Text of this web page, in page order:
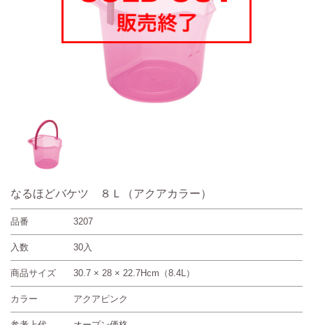
なるほどバケツ ８Ｌ（アクアカラー）
品番 3207
入数 30入
商品サイズ 30.7 × 28 × 22.7Hcm（8.4L）
カラー アクアピンク